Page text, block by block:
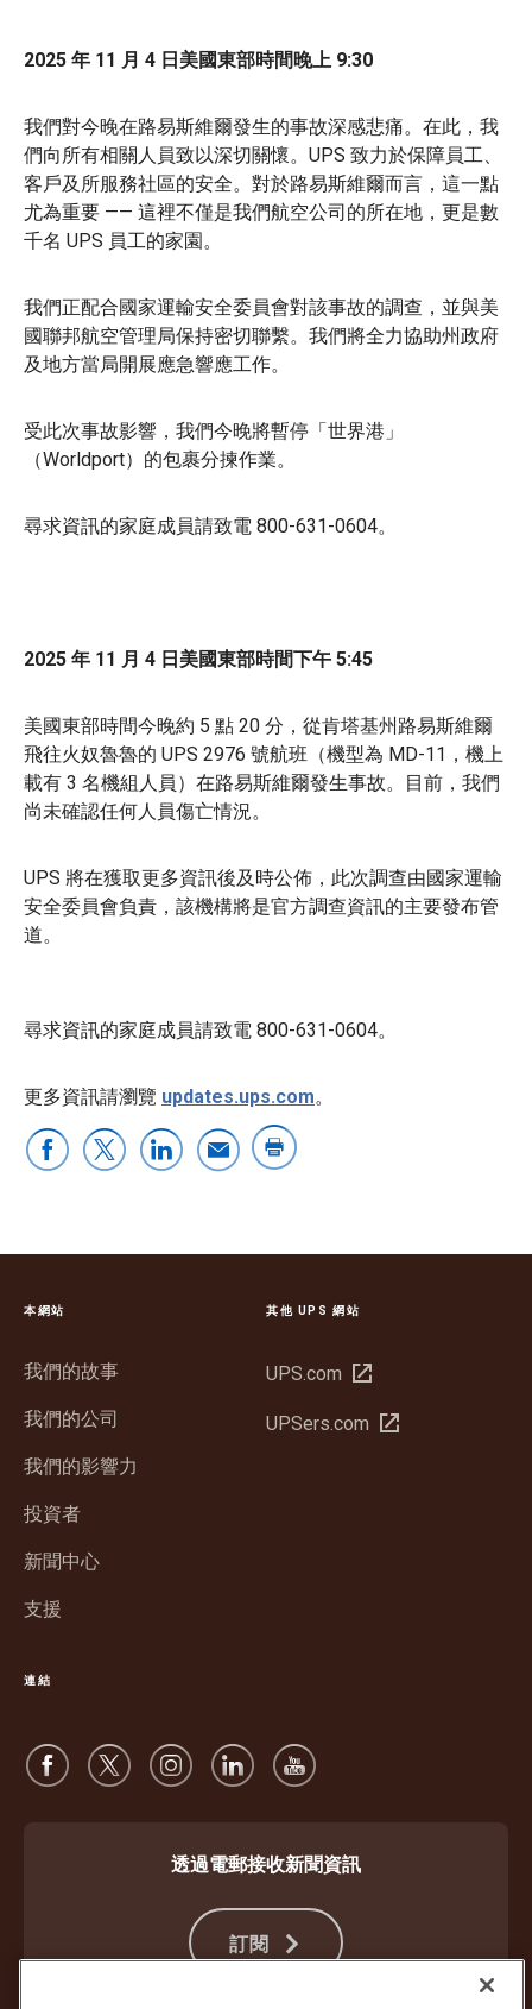
2025 年 11 月 4 日美國東部時間晚上 9:30
我們對今晚在路易斯維爾發生的事故深感悲痛。在此，我
們向所有相關人員致以深切關懷。UPS 致力於保障員工、
客戶及所服務社區的安全。對於路易斯維爾而言，這一點
尤為重要 —— 這裡不僅是我們航空公司的所在地，更是數
千名 UPS 員工的家園。
我們正配合國家運輸安全委員會對該事故的調查，並與美
國聯邦航空管理局保持密切聯繫。我們將全力協助州政府
及地方當局開展應急響應工作。
受此次事故影響，我們今晚將暫停「世界港」
（Worldport）的包裹分揀作業。
尋求資訊的家庭成員請致電 800-631-0604。
2025 年 11 月 4 日美國東部時間下午 5:45
美國東部時間今晚約 5 點 20 分，從肯塔基州路易斯維爾
飛往火奴魯魯的 UPS 2976 號航班（機型為 MD-11，機上
載有 3 名機組人員）在路易斯維爾發生事故。目前，我們
尚未確認任何人員傷亡情況。
UPS 將在獲取更多資訊後及時公佈，此次調查由國家運輸
安全委員會負責，該機構將是官方調查資訊的主要發布管
道。
尋求資訊的家庭成員請致電 800-631-0604。
更多資訊請瀏覽 updates.ups.com。
本網站
我們的故事
我們的公司
我們的影響力
投資者
新聞中心
支援
其他 UPS 網站
UPS.com 在
視
UPSers.com 在
連結
透過電郵接收新聞資訊
訂閱